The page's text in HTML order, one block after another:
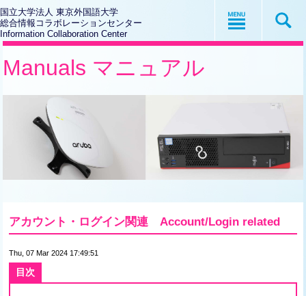
国立大学法人 東京外国語大学
総合情報コラボレーションセンター
Information Collaboration Center
Manuals マニュアル
アカウント・ログイン関連 Account/Login related
Thu, 07 Mar 2024 17:49:51
目次